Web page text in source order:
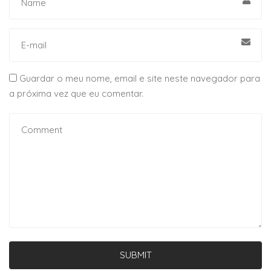
Guardar o meu nome, email e site neste navegador para
a próxima vez que eu comentar.
SUBMIT